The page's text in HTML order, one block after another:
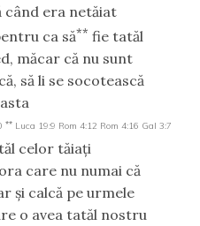
când era netăiat
ca să** fie tatăl
măcar că nu sunt
să li se socotească
** Luca 19:9 Rom 4:12 Rom 4:16 Gal 3:7
celor tăiaţi
care nu numai că
şi calcă pe urmele
o avea tatăl nostru